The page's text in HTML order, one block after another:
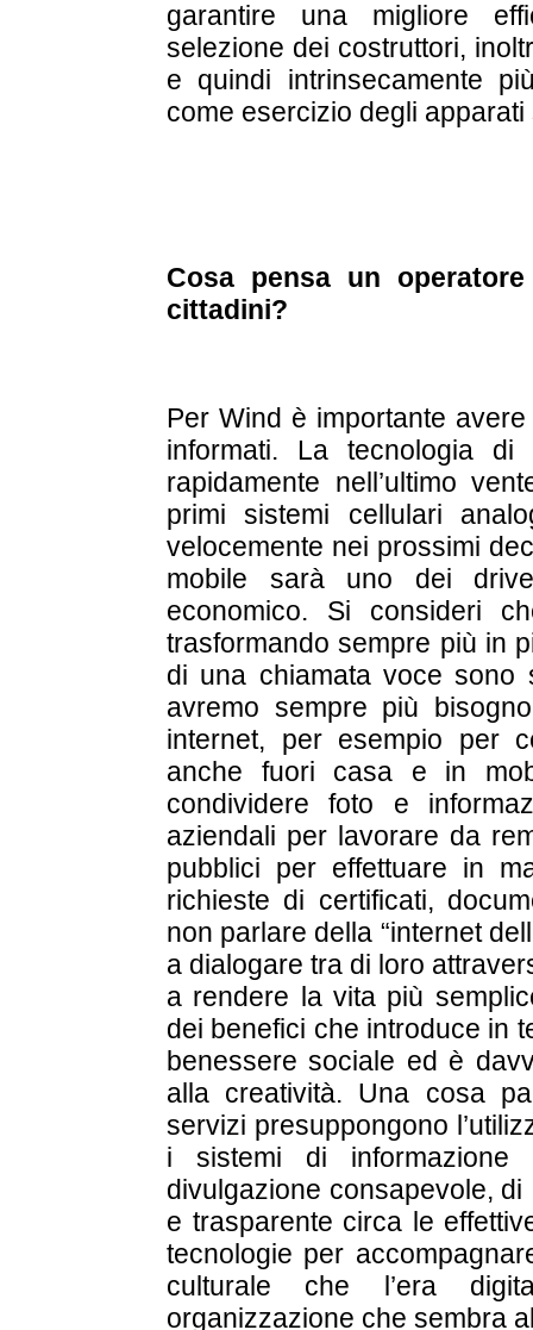
garantire una migliore
selezione dei costruttori,
e quindi intrinsecamente
come esercizio degli apparati
Cosa pensa un
cittadini?
Per Wind è importante
informati. La tecnologia
rapidamente nell’ultimo
primi sistemi cellulari
velocemente nei prossimi
mobile sarà uno dei
economico. Si consideri
trasformando sempre più in
di una chiamata voce
avremo sempre più
internet, per esempio per
anche fuori casa e in
condividere foto e
aziendali per lavorare da
pubblici per effettuare in
richieste di certificati,
non parlare della “internet
a dialogare tra di loro
a rendere la vita più
dei benefici che introduce in
benessere sociale ed è
alla creatività. Una cosa
servizi presuppongono
i sistemi di informazione
divulgazione consapevole,
e trasparente circa le
tecnologie per
culturale che l’era
organizzazione che sembra